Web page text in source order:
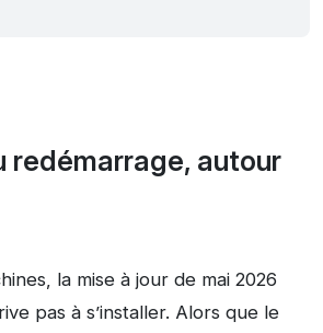
redémarrage, autour
la mise à jour de mai 2026
pas à s’installer. Alors que le